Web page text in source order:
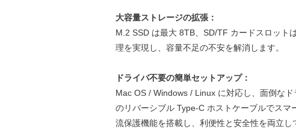
大容量ストレージの拡張：
M.2 SSD は最大 8TB、SD/TF カードスロット
理を実現し、容量不足の不安を解消します。
ドライバ不要の簡単セットアップ：
Mac OS / Windows / Linux に対応し、面倒な
のリバーシブル Type-C ホストケーブルでス
流保護機能を搭載し、利便性と安全性を両立し